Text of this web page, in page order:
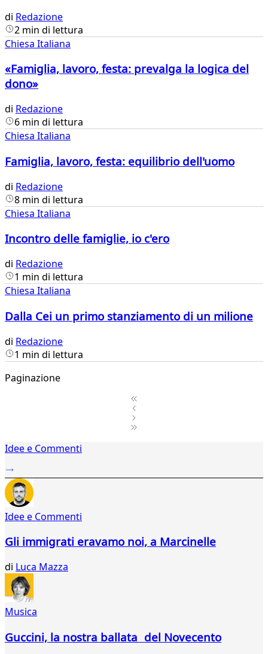
di Redazione
2 min di lettura
Chiesa Italiana
«Famiglia, lavoro, festa: prevalga la logica del
dono»
di Redazione
6 min di lettura
Chiesa Italiana
Famiglia, lavoro, festa: equilibrio dell'uomo
di Redazione
8 min di lettura
Chiesa Italiana
Incontro delle famiglie, io c'ero
di Redazione
1 min di lettura
Chiesa Italiana
Dalla Cei un primo stanziamento di un milione
di Redazione
1 min di lettura
Paginazione
2Idee e Commenti
Idee e Commenti
Gli immigrati eravamo noi, a Marcinelle
di Luca Mazza
Musica
Guccini, la nostra ballata del Novecento